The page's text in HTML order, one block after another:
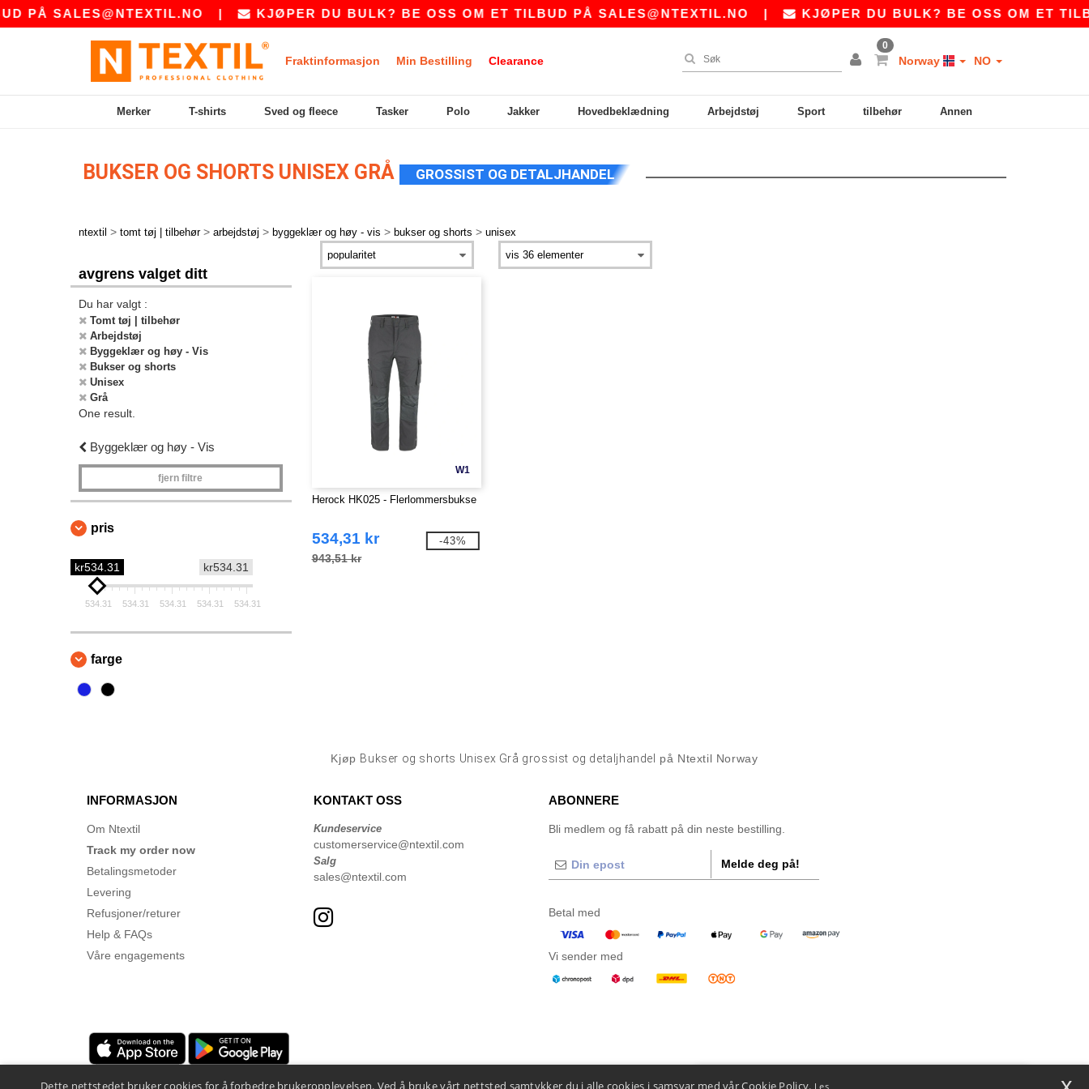
PÅSALES@NTEXTIL.NO| KJØPER DU BULK? BE OSS OM ET TILBUD PÅSALES@NTEXTIL.NO| KJØPER DU BULK? BE OSS OM ET
Fraktinformasjon Min Bestilling Clearance
0
Norway NO
Merker T-shirts Sved og fleece Tasker Polo Jakker Hovedbeklædning Arbejdstøj Sport tilbehør Annen
BUKSER OG SHORTS UNISEX GRÅ GROSSIST OG DETALJHANDEL
ntextil > tomt tøj | tilbehør > arbejdstøj > byggeklær og høy - vis > bukser og shorts > unisex
avgrens valget ditt
Du har valgt :
Tomt tøj | tilbehør
Arbejdstøj
Byggeklær og høy - Vis
Bukser og shorts
Unisex
Grå
One result.
Byggeklær og høy - Vis
fjern filtre
pris
kr534.31
kr534.31
534.31 534.31 534.31 534.31 534.31
farge
W1
Herock HK025 - Flerlommersbukse
534,31 kr
943,51 kr
-43%
Kjøp Bukser og shorts Unisex Grå grossist og detaljhandel på Ntextil Norway
INFORMASJON
Om Ntextil
Track my order now
Betalingsmetoder
Levering
Refusjoner/returer
Help & FAQs
Våre engagements
KONTAKT OSS
Kundeservice
customerservice@ntextil.com
Salg
sales@ntextil.com
ABONNERE
Bli medlem og få rabatt på din neste bestilling.
Melde deg på!
Betal med
Vi sender med
Dette nettstedet bruker cookies for å forbedre brukeropplevelsen. Ved å bruke vårt nettsted samtykker du i alle cookies i samsvar med vår Cookie Policy. Les